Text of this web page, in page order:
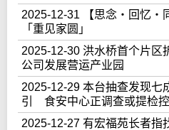
2025-12-31 【思念‧回忆‧
「重见家圆」
2025-12-30 洪水桥首个片
公司发展营运产业园
2025-12-29 本台抽查发现七
引 食安中心正调查或提检控
2025-12-27 有宏福苑长者